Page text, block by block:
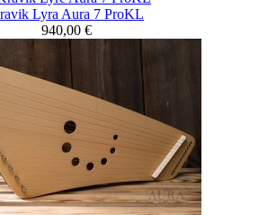
Lyra Aura 7 ProKL
940,00 €